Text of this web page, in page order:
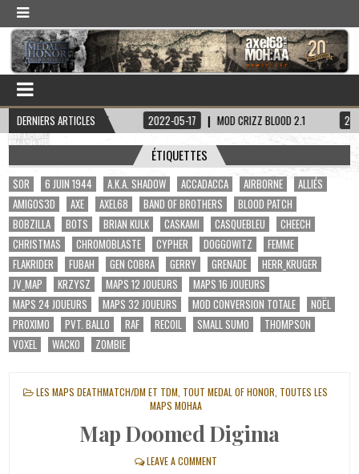
DERNIERS ARTICLES
HADDOCK 2022-05-17 MOD CRIZZ BLOOD 2.1 2022-05-01
ÉTIQUETTES
$OR 6 JUIN 1944 A.K.A. SHADOW ACCADACCA AIRBORNE
ALLIÉS
AMIGOS3D
AXE AXEL68 BAND OF BROTHERS
BLOOD PATCH
BOBZILLA
BOTS BRIAN KULK CASKAMI CASQUEBLEU
CHEECH
CHRISTMAS
CHROMOBLASTE CYPHER DOGGOWITZ
FEMME
FLAKRIDER
FUBAH GEN COBRA GERRY GRENADE
HERR_KRUGER
JV_MAP
KRZYSZ MAPS 12 JOUEURS
MAPS 16 JOUEURS
MAPS 24 JOUEURS
MAPS 32 JOUEURS MOD CONVERSION TOTALE
NOËL
PROXIMO
PVT. BALLO RAF RECOIL SMALL SUMO
THOMPSON
VOXEL
WACKO ZOMBIE
POSTED
LES MAPS DEATHMATCH/DM ET TDM TOUT MEDAL OF HONOR TOUTES LES
MAPS MOHAA
Map Doomed Digima
LEAVE A COMMENT